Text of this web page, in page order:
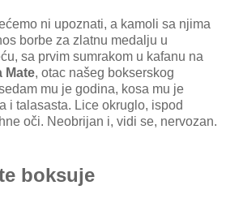
ni upoznati, a kamoli sa njima
borbe za zlatnu medalju u
sa prvim sumrakom u kafanu na
Mate, otac našeg bokserskog
mu je godina, kosa mu je
i talasasta. Lice okruglo, ispod
oči. Neobrijan i, vidi se, nervozan.
boksuje